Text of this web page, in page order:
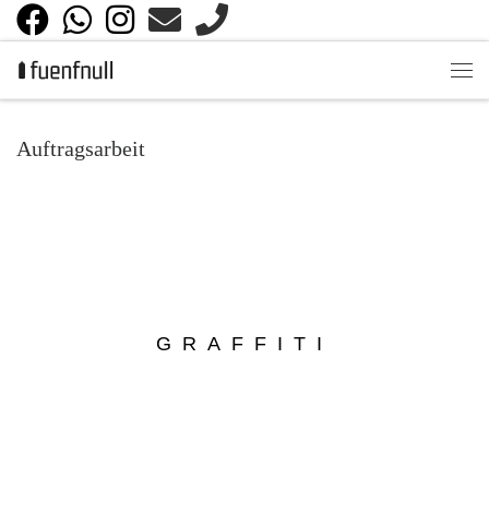
Zum Inhalt springen
Auftragsarbeit
GRAFFITI